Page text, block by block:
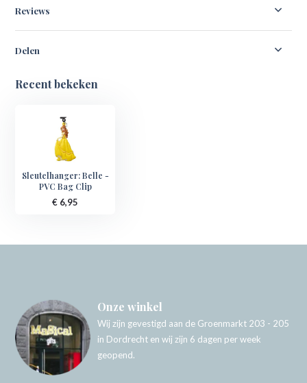
Reviews
Delen
Recent bekeken
Sleutelhanger: Belle -
PVC Bag Clip
€ 6,95
Onze winkel
Wij zijn gevestigd aan de Groenmarkt 203 - 205
in Dordrecht en wij zijn 6 dagen per week
geopend.